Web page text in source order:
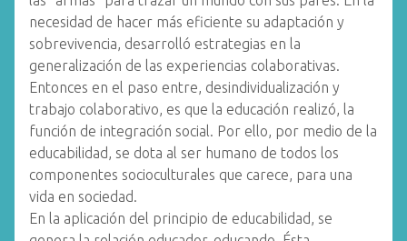
necesidad de hacer más eficiente su adaptación y
sobrevivencia, desarrolló estrategias en la
generalización de las experiencias colaborativas.
Entonces en el paso entre, desindividualización y
trabajo colaborativo, es que la educación realizó, la
función de integración social. Por ello, por medio de la
educabilidad, se dota al ser humano de todos los
componentes socioculturales que carece, para una
vida en sociedad.
En la aplicación del principio de educabilidad, se